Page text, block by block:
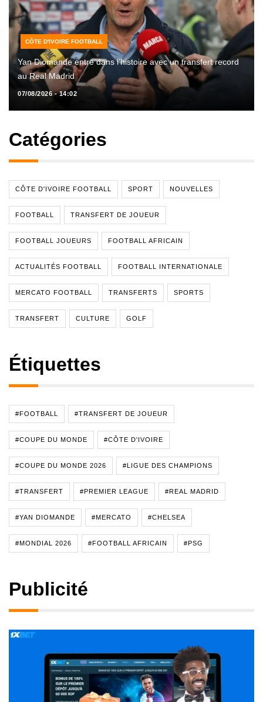
CÔTE D'IVOIRE FOOTBALL
Yan Diomande entre dans l’histoire avec un transfert record
au Real Madrid
07/08/2026 - 14:02
Catégories
CÔTE D'IVOIRE FOOTBALL SPORT NOUVELLES
FOOTBALL TRANSFERT DE JOUEUR
FOOTBALL JOUEURS FOOTBALL AFRICAIN
ACTUALITÉS FOOTBALL FOOTBALL INTERNATIONALE
MERCATO FOOTBALL TRANSFERTS SPORTS
TRANSFERT CULTURE GOLF
Étiquettes
#FOOTBALL #TRANSFERT DE JOUEUR
#COUPE DU MONDE #CÔTE D'IVOIRE
#COUPE DU MONDE 2026 #LIGUE DES CHAMPIONS
#TRANSFERT #PREMIER LEAGUE #REAL MADRID
#YAN DIOMANDE #MERCATO #CHELSEA
#MONDIAL 2026 #FOOTBALL AFRICAIN #PSG
Publicité